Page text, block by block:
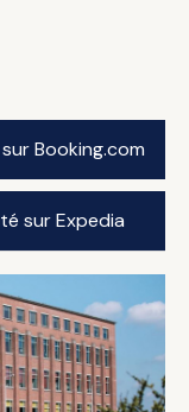
Booking.com
sur Expedia